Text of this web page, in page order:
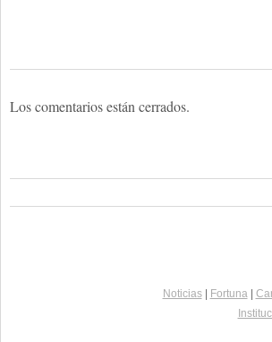
Los comentarios están cerrados.
Noticias| Fortuna|